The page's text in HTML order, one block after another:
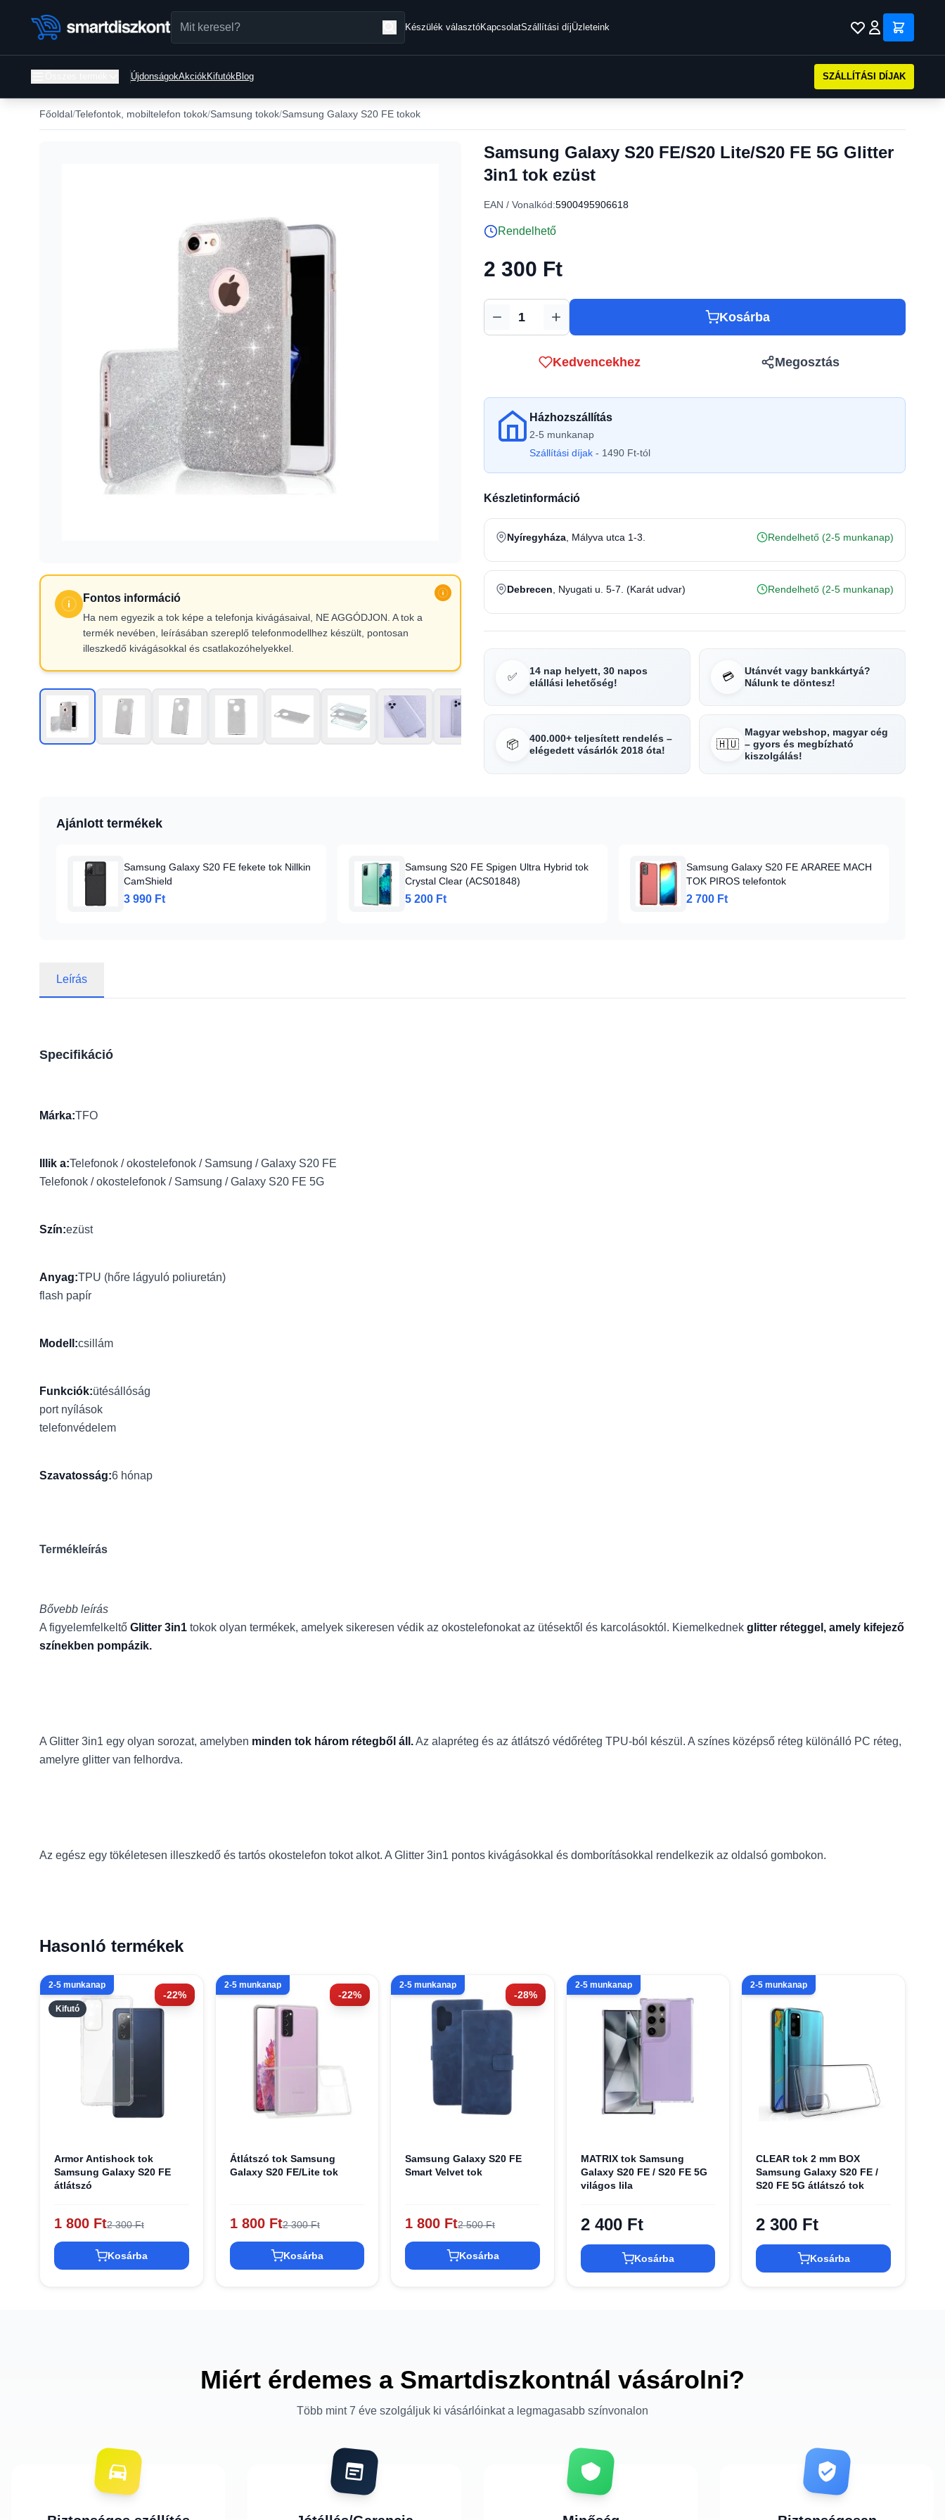
Készülék választóKapcsolatSzállítási díjÜzleteink
ÚjdonságokAkciókKifutókBlog SZÁLLÍTÁSI DÍJAK
Főoldal Telefontok, mobiltelefon tokok Samsung tokok Samsung Galaxy S20 FE tokok
Fontos információ
Ha nem egyezik a tok képe a telefonja kivágásaival, NE AGGÓDJON. A tok a
termék nevében, leírásában szereplő telefonmodellhez készült, pontosan
illeszkedő kivágásokkal és csatlakozóhelyekkel.
Samsung Galaxy S20 FE/S20 Lite/S20 FE 5G Glitter
3in1 tok ezüst
EAN / Vonalkód:5900495906618
Rendelhető
2 300 Ft
Mennyiség Kosárba
Kedvencekhez Megosztás
Házhozszállítás
2-5 munkanap
Szállítási díjak - 1490 Ft-tól
Készletinformáció
Nyíregyháza , Mályva utca 1-3. Rendelhető (2-5 munkanap)
Debrecen , Nyugati u. 5-7. (Karát udvar) Rendelhető (2-5 munkanap)
✅
14 nap helyett, 30 napos
elállási lehetőség!
💳
Utánvét vagy bankkártyá?
Nálunk te döntesz!
📦
400.000+ teljesített rendelés –
elégedett vásárlók 2018 óta!
🇭🇺
Magyar webshop, magyar cég
– gyors és megbízható
kiszolgálás!
Ajánlott termékek
Samsung Galaxy S20 FE fekete tok Nillkin
CamShield
3 990 Ft
Samsung S20 FE Spigen Ultra Hybrid tok
Crystal Clear (ACS01848)
5 200 Ft
Samsung Galaxy S20 FE ARAREE MACH
TOK PIROS telefontok
2 700 Ft
Leírás
Specifikáció
Márka:TFO
Illik a:Telefonok / okostelefonok / Samsung / Galaxy S20 FE
Telefonok / okostelefonok / Samsung / Galaxy S20 FE 5G
Szín:ezüst
Anyag:TPU (hőre lágyuló poliuretán)
flash papír
Modell:csillám
Funkciók:ütésállóság
port nyílások
telefonvédelem
Szavatosság:6 hónap
Termékleírás
Bővebb leírás
A figyelemfelkeltő Glitter 3in1 tokok olyan termékek, amelyek sikeresen védik az okostelefonokat az ütésektől és karcolásoktól. Kiemelkednek glitter réteggel, amely kifejező
színekben pompázik.
A Glitter 3in1 egy olyan sorozat, amelyben minden tok három rétegből áll.Az alapréteg és az átlátszó védőréteg TPU-ból készül. A színes középső réteg különálló PC réteg,
amelyre glitter van felhordva.
Az egész egy tökéletesen illeszkedő és tartós okostelefon tokot alkot. A Glitter 3in1 pontos kivágásokkal és domborításokkal rendelkezik az oldalsó gombokon.
Hasonló termékek
Kifutó
-22%
2-5 munkanap
Armor Antishock tok
Samsung Galaxy S20 FE
átlátszó
1 800 Ft2 300 Ft
Kosárba
-22%
2-5 munkanap
Átlátszó tok Samsung
Galaxy S20 FE/Lite tok
1 800 Ft2 300 Ft
Kosárba
-28%
2-5 munkanap
Samsung Galaxy S20 FE
Smart Velvet tok
1 800 Ft2 500 Ft
Kosárba
2-5 munkanap
MATRIX tok Samsung
Galaxy S20 FE / S20 FE 5G
világos lila
2 400 Ft
Kosárba
2-5 munkanap
CLEAR tok 2 mm BOX
Samsung Galaxy S20 FE /
S20 FE 5G átlátszó tok
2 300 Ft
Kosárba
Miért érdemes a Smartdiszkontnál vásárolni?
Több mint 7 éve szolgáljuk ki vásárlóinkat a legmagasabb színvonalon